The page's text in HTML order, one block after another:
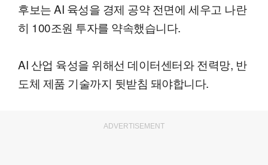
후보는 AI 육성을 경제 공약 전면에 세우고 나란
히 100조원 투자를 약속했습니다.
AI 산업 육성을 위해선 데이터센터와 전력망, 반
도체 제품 기술까지 뒷받침 돼야합니다.
ADVERTISEMENT